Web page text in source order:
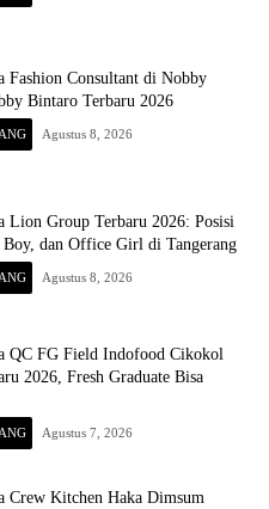
Fashion Consultant di Nobby
Bintaro Terbaru 2026
Agustus 8, 2026
Lion Group Terbaru 2026: Posisi
dan Office Girl di Tangerang
Agustus 8, 2026
QC FG Field Indofood Cikokol
2026, Fresh Graduate Bisa
Agustus 7, 2026
Crew Kitchen Haka Dimsum